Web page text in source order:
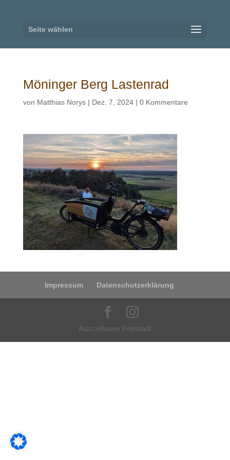
Seite wählen
Möninger Berg Lastenrad
von Matthias Norys| Dez. 7, 2024| 0 Kommentare
Impressum Datenschutzerklärung
Auszeitoase Freistadt